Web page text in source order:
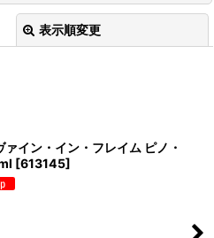
表示順変更
込む
ァイン・イン・フレイム ピノ・
[613145]